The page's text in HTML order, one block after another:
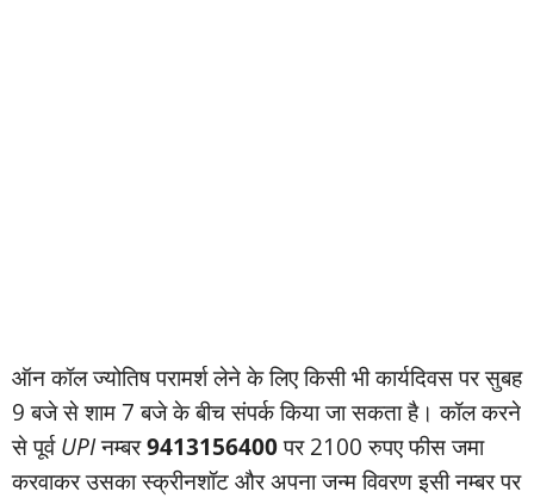
ऑन कॉल ज्‍योतिष परामर्श लेने के लिए किसी भी कार्यदिवस पर सुबह
9 बजे से शाम 7 बजे के बीच संपर्क किया जा सकता है। कॉल करने
से पूर्वUPIनम्‍बर9413156400पर 2100 रुपए फीस जमा
करवाकर उसका स्‍क्रीनशॉट और अपना जन्‍म विवरण इसी नम्‍बर पर